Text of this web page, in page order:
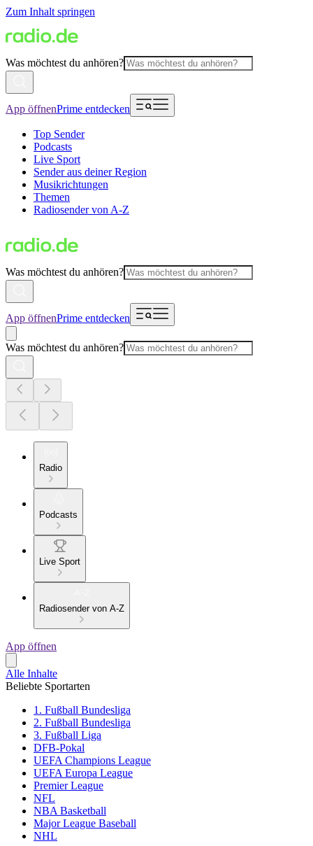
Zum Inhalt springen
Was möchtest du anhören?
App öffnenPrime entdecken
Top Sender
Podcasts
Live Sport
Sender aus deiner Region
Musikrichtungen
Themen
Radiosender von A-Z
Was möchtest du anhören?
App öffnenPrime entdecken
Was möchtest du anhören?
Radio
Podcasts
Live Sport
Radiosender von A-Z
App öffnen
Alle Inhalte
Beliebte Sportarten
1. Fußball Bundesliga
2. Fußball Bundesliga
3. Fußball Liga
DFB-Pokal
UEFA Champions League
UEFA Europa League
Premier League
NFL
NBA Basketball
Major League Baseball
NHL